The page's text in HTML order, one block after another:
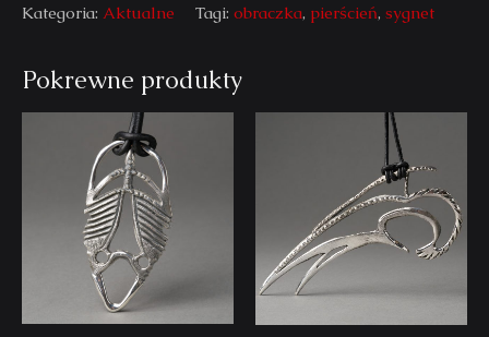
Kategoria: Aktualne Tagi: obraczka, pierścień, sygnet
Pokrewne produkty